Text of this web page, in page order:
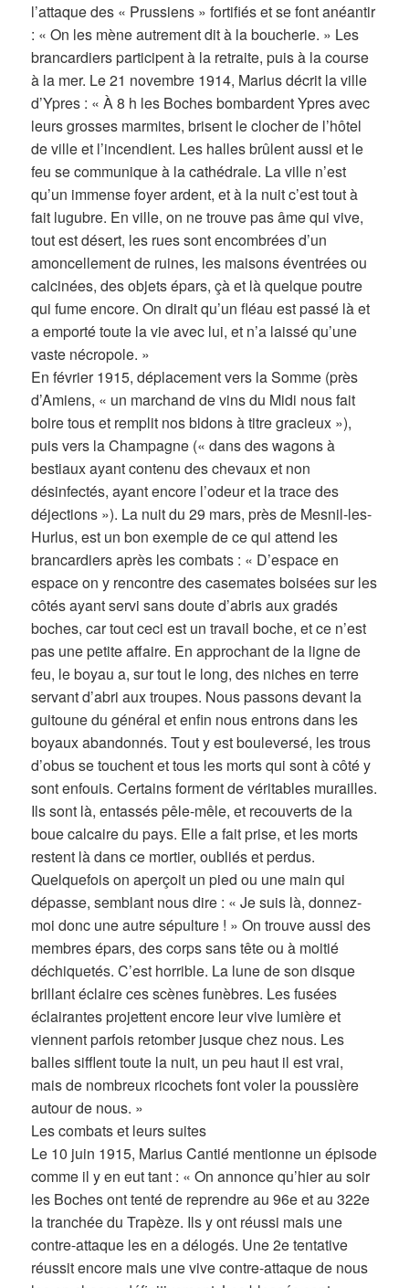
l’attaque des « Prussiens » fortifiés et se font anéantir
: « On les mène autrement dit à la boucherie. » Les
brancardiers participent à la retraite, puis à la course
à la mer. Le 21 novembre 1914, Marius décrit la ville
d’Ypres : « À 8 h les Boches bombardent Ypres avec
leurs grosses marmites, brisent le clocher de l’hôtel
de ville et l’incendient. Les halles brûlent aussi et le
feu se communique à la cathédrale. La ville n’est
qu’un immense foyer ardent, et à la nuit c’est tout à
fait lugubre. En ville, on ne trouve pas âme qui vive,
tout est désert, les rues sont encombrées d’un
amoncellement de ruines, les maisons éventrées ou
calcinées, des objets épars, çà et là quelque poutre
qui fume encore. On dirait qu’un fléau est passé là et
a emporté toute la vie avec lui, et n’a laissé qu’une
vaste nécropole. »
En février 1915, déplacement vers la Somme (près
d’Amiens, « un marchand de vins du Midi nous fait
boire tous et remplit nos bidons à titre gracieux »),
puis vers la Champagne (« dans des wagons à
bestiaux ayant contenu des chevaux et non
désinfectés, ayant encore l’odeur et la trace des
déjections »). La nuit du 29 mars, près de Mesnil-les-
Hurlus, est un bon exemple de ce qui attend les
brancardiers après les combats : « D’espace en
espace on y rencontre des casemates boisées sur les
côtés ayant servi sans doute d’abris aux gradés
boches, car tout ceci est un travail boche, et ce n’est
pas une petite affaire. En approchant de la ligne de
feu, le boyau a, sur tout le long, des niches en terre
servant d’abri aux troupes. Nous passons devant la
guitoune du général et enfin nous entrons dans les
boyaux abandonnés. Tout y est bouleversé, les trous
d’obus se touchent et tous les morts qui sont à côté y
sont enfouis. Certains forment de véritables murailles.
Ils sont là, entassés pêle-mêle, et recouverts de la
boue calcaire du pays. Elle a fait prise, et les morts
restent là dans ce mortier, oubliés et perdus.
Quelquefois on aperçoit un pied ou une main qui
dépasse, semblant nous dire : « Je suis là, donnez-
moi donc une autre sépulture ! » On trouve aussi des
membres épars, des corps sans tête ou à moitié
déchiquetés. C’est horrible. La lune de son disque
brillant éclaire ces scènes funèbres. Les fusées
éclairantes projettent encore leur vive lumière et
viennent parfois retomber jusque chez nous. Les
balles sifflent toute la nuit, un peu haut il est vrai,
mais de nombreux ricochets font voler la poussière
autour de nous. »
Les combats et leurs suites
Le 10 juin 1915, Marius Cantié mentionne un épisode
comme il y en eut tant : « On annonce qu’hier au soir
les Boches ont tenté de reprendre au 96e et au 322e
la tranchée du Trapèze. Ils y ont réussi mais une
contre-attaque les en a délogés. Une 2e tentative
réussit encore mais une vive contre-attaque de nous